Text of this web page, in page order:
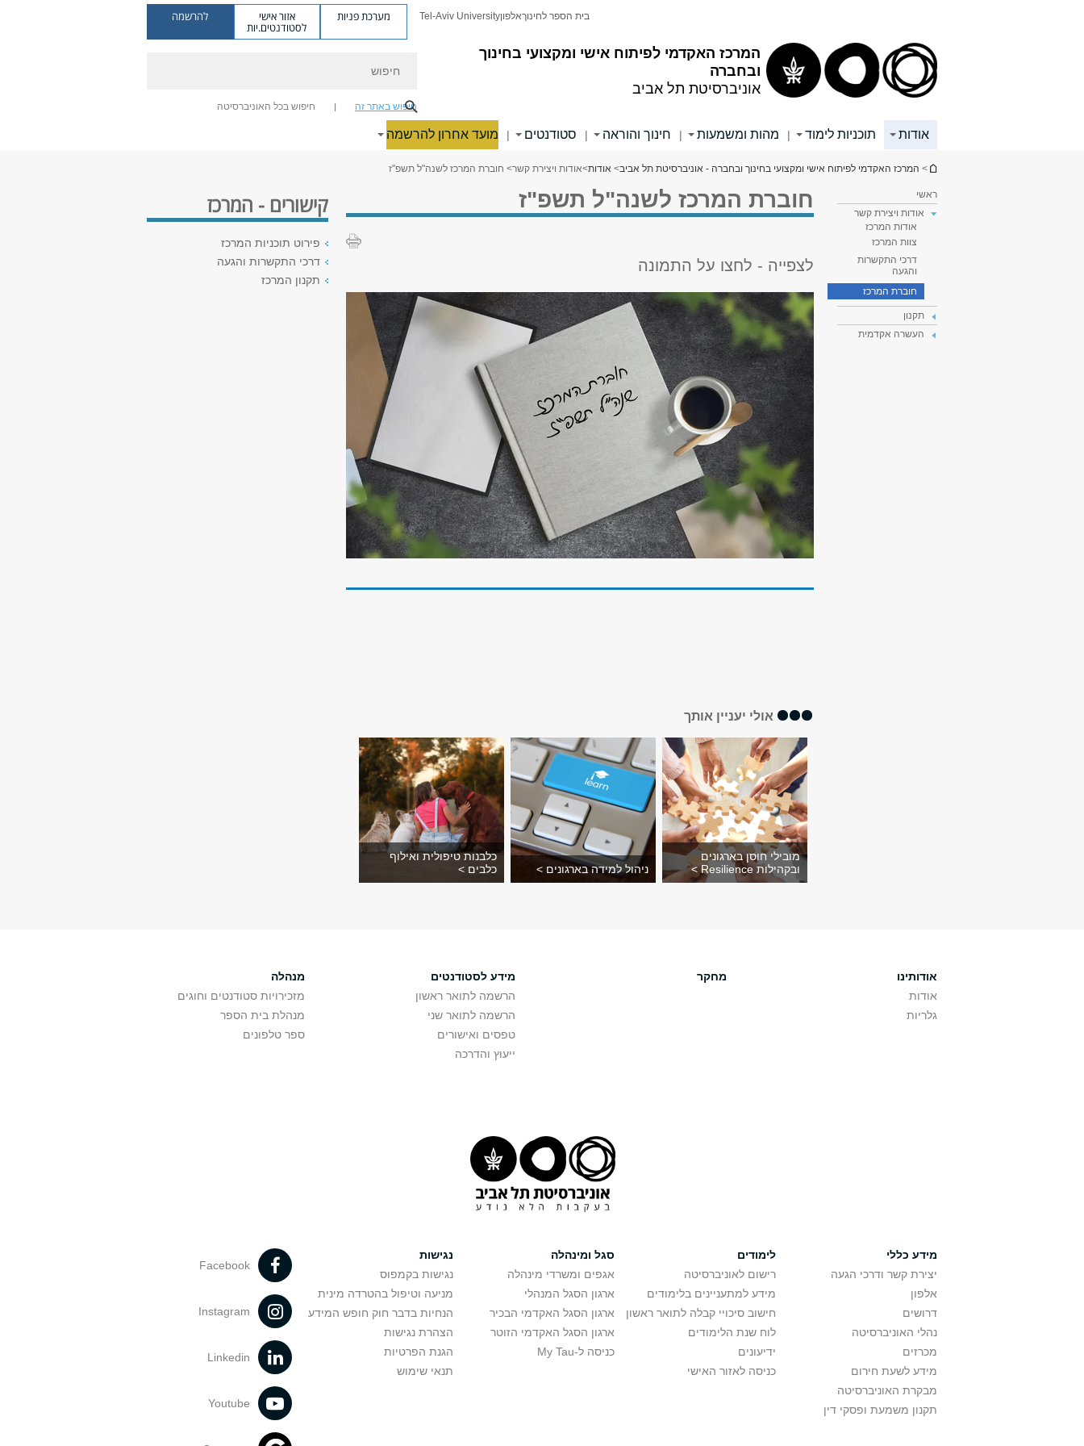
המרכז האקדמי לפיתוח אישי ומקצועי בחינוך
ובחברה
אוניברסיטת תל אביב
בית הספר לחינוךאלפוןTel-Aviv University מערכת פניות אזור אישי
לסטודנטים.יות
להרשמה
חיפוש באתר זה חיפוש בכל האוניברסיטה
אודות תוכניות לימוד | מהות ומשמעות | חינוך והוראה | סטודנטים | מועד אחרון להרשמה
הינך נמצא כאן
> המרכז האקדמי לפיתוח אישי ומקצועי בחינוך ובחברה - אוניברסיטת תל אביב> אודות>אודות ויצירת קשר> חוברת המרכז לשנה"ל תשפ"ז
ראשי
אודות ויצירת קשר
אודות המרכז
צוות המרכז
דרכי התקשרות
והגעה
חוברת המרכז
תקנון
העשרה אקדמית
חוברת המרכז לשנה"ל תשפ"ז
לצפייה - לחצו על התמונה
אולי יעניין אותך
מובילי חוסן בארגונים
ובקהילות Resilience >
ניהול למידה בארגונים >
כלבנות טיפולית ואילוף
כלבים >
קישורים - המרכז
פירוט תוכניות המרכז
דרכי התקשרות והגעה
תקנון המרכז
אודותינו
אודות
גלריות
מחקר
מידע לסטודנטים
הרשמה לתואר ראשון
הרשמה לתואר שני
טפסים ואישורים
ייעוץ והדרכה
מנהלה
מזכירויות סטודנטים וחוגים
מנהלת בית הספר
ספר טלפונים
מידע כללי
יצירת קשר ודרכי הגעה
אלפון
דרושים
נהלי האוניברסיטה
מכרזים
מידע לשעת חירום
מבקרת האוניברסיטה
תקנון משמעת ופסקי דין
לימודים
רישום לאוניברסיטה
מידע למתעניינים בלימודים
חישוב סיכויי קבלה לתואר ראשון
לוח שנת הלימודים
ידיעונים
כניסה לאזור האישי
סגל ומינהלה
אגפים ומשרדי מינהלה
ארגון הסגל המנהלי
ארגון הסגל האקדמי הבכיר
ארגון הסגל האקדמי הזוטר
כניסה ל-My Tau
נגישות
נגישות בקמפוס
מניעה וטיפול בהטרדה מינית
הנחיות בדבר חוק חופש המידע
הצהרת נגישות
הגנת הפרטיות
תנאי שימוש
Facebook
Instagram
Linkedin
Youtube